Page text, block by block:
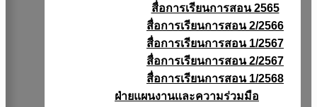
สื่อการเรียนการสอน 2565
สื่อการเรียนการสอน 2/2566
สื่อการเรียนการสอน 1/2567
สื่อการเรียนการสอน 2/2567
สื่อการเรียนการสอน 1/2568
ฝ่ายแผนงานเเละความร่วมมือ